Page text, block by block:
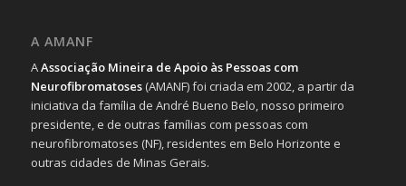
A AMANF
AAssociação Mineira de Apoio às Pessoas com
Neurofibromatoses(AMANF) foi criada em 2002, a partir da
iniciativa da família de André Bueno Belo, nosso primeiro
presidente, e de outras famílias com pessoas com
neurofibromatoses (NF), residentes em Belo Horizonte e
outras cidades de Minas Gerais.